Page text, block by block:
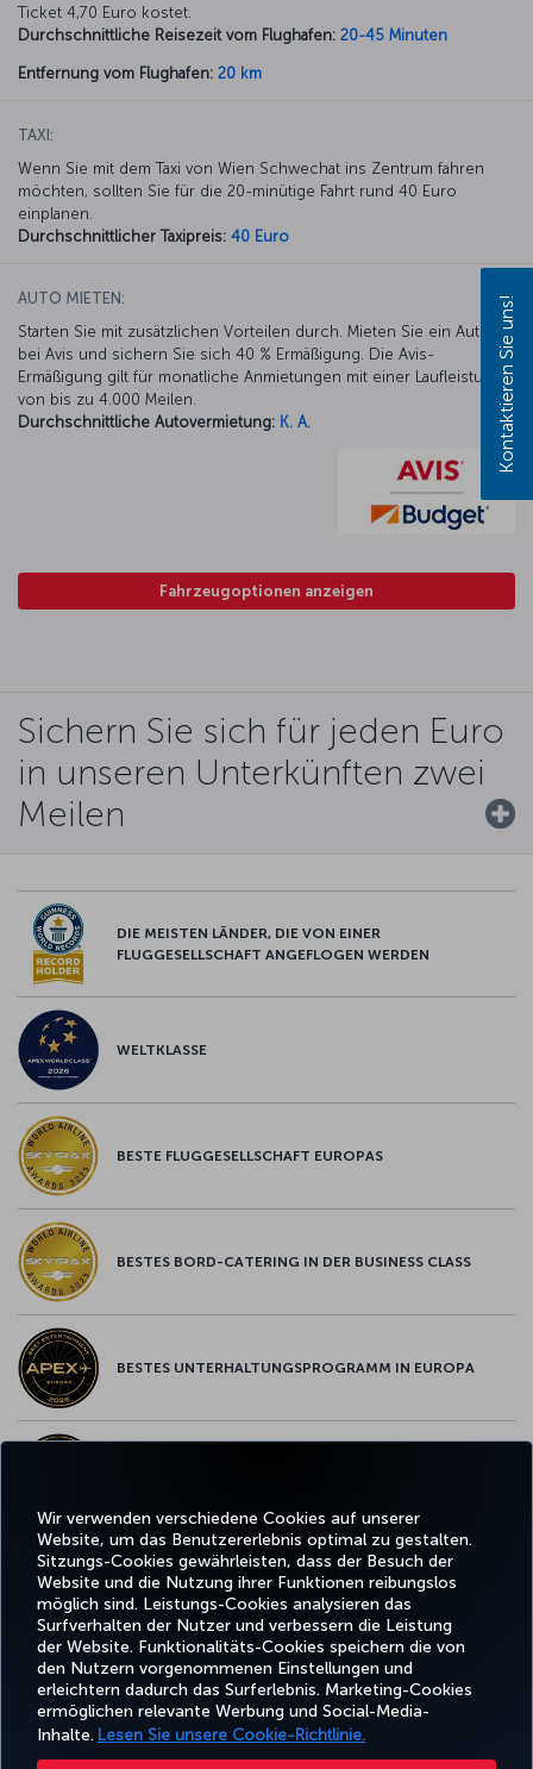
Wir verwenden verschiedene Cookies auf unserer
Website, um das Benutzererlebnis optimal zu gestalten.
Sitzungs-Cookies gewährleisten, dass der Besuch der
Website und die Nutzung ihrer Funktionen reibungslos
möglich sind. Leistungs-Cookies analysieren das
Surfverhalten der Nutzer und verbessern die Leistung
der Website. Funktionalitäts-Cookies speichern die von
den Nutzern vorgenommenen Einstellungen und
erleichtern dadurch das Surferlebnis. Marketing-Cookies
ermöglichen relevante Werbung und Social-Media-
Inhalte. Lesen Sie unsere Cookie-Richtlinie.
Ticket 4,70 Euro kostet.
Durchschnittliche Reisezeit vom Flughafen: 20-45 Minuten
Entfernung vom Flughafen: 20 km
TAXI:
Wenn Sie mit dem Taxi von Wien Schwechat ins Zentrum fahren
möchten, sollten Sie für die 20-minütige Fahrt rund 40 Euro
einplanen.
Durchschnittlicher Taxipreis: 40 Euro
AUTO MIETEN:
Starten Sie mit zusätzlichen Vorteilen durch. Mieten Sie ein Auto
bei Avis und sichern Sie sich 40 % Ermäßigung. Die Avis-
Ermäßigung gilt für monatliche Anmietungen mit einer Laufleistung
von bis zu 4.000 Meilen.
Durchschnittliche Autovermietung: K. A.
Fahrzeugoptionen anzeigen
Sichern Sie sich für jeden Euro
in unseren Unterkünften zwei
Meilen
DIE MEISTEN LÄNDER, DIE VON EINER
FLUGGESELLSCHAFT ANGEFLOGEN WERDEN
WELTKLASSE
BESTE FLUGGESELLSCHAFT EUROPAS
BESTES BORD-CATERING IN DER BUSINESS CLASS
BESTES UNTERHALTUNGSPROGRAMM IN EUROPA
Facebook
TwitterInstagram
YouTubeLinkedIn
TikTokBlog
BUCHEN
UND
VERWALTEN
ERLEBNIS
ANGEBOTE
UND
REISEZIELE
HILFE
TURKISH
AIRLINES
HOLIDAYS
Kontaktieren Sie uns!